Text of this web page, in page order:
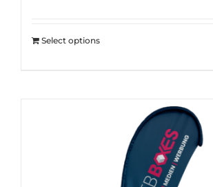
Select options